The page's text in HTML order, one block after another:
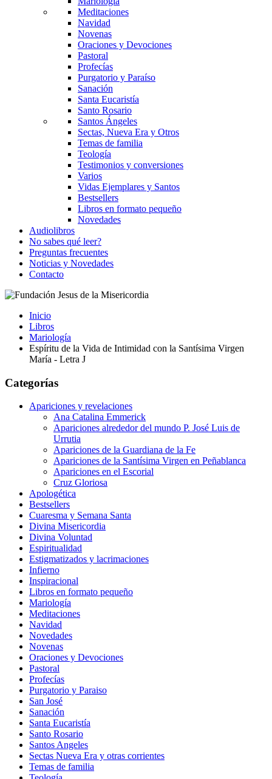
Meditaciones
Navidad
Novenas
Oraciones y Devociones
Pastoral
Profecías
Purgatorio y Paraíso
Sanación
Santa Eucaristía
Santo Rosario
Santos Ángeles
Sectas, Nueva Era y Otros
Temas de familia
Teología
Testimonios y conversiones
Varios
Vidas Ejemplares y Santos
Bestsellers
Libros en formato pequeño
Novedades
Audiolibros
No sabes qué leer?
Preguntas frecuentes
Noticias y Novedades
Contacto
Inicio
Libros
Mariología
Espíritu de la Vida de Intimidad con la Santísima Virgen
María - Letra J
Categorías
Apariciones y revelaciones
Ana Catalina Emmerick
Apariciones alrededor del mundo P. José Luis de
Urrutia
Apariciones de la Guardiana de la Fe
Apariciones de la Santísima Virgen en Peñablanca
Apariciones en el Escorial
Cruz Gloriosa
Apologética
Bestsellers
Cuaresma y Semana Santa
Divina Misericordia
Divina Voluntad
Espiritualidad
Estigmatizados y lacrimaciones
Infierno
Inspiracional
Libros en formato pequeño
Mariología
Meditaciones
Navidad
Novedades
Novenas
Oraciones y Devociones
Pastoral
Profecías
Purgatorio y Paraiso
San José
Sanación
Santa Eucaristía
Santo Rosario
Santos Angeles
Sectas Nueva Era y otras corrientes
Temas de familia